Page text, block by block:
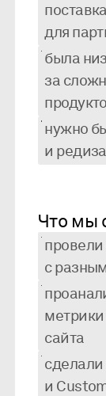
для
была
за
нужно
и
Что мы
с
сайта
сделали
и